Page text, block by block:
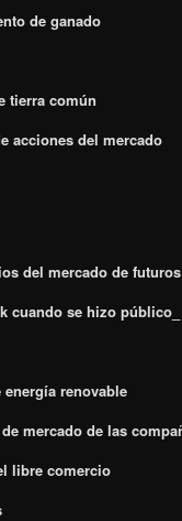
de ganado
tierra común
acciones del mercado
del mercado de futuros
cuando se hizo público_
renovable
mercado de las
libre comercio